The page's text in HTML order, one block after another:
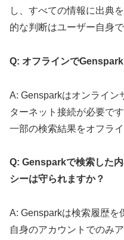
し、すべての情報に出典
的な判断はユーザー自身
Q: オフラインで
A: Gensparkはオンライン
ターネット接続が必要で
一部の検索結果をオフラ
Q: Gensparkで検索した
シーは守られますか？
A: Gensparkは検索履歴を
自身のアカウントでのみ